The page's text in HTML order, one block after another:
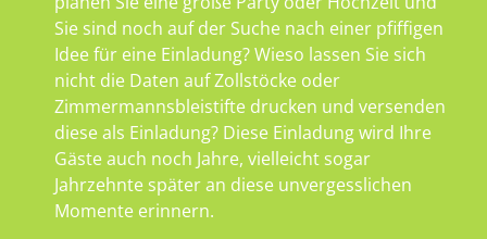
Sie sind noch auf der Suche nach einer pfiffigen
Idee für eine Einladung? Wieso lassen Sie sich
nicht die Daten auf Zollstöcke oder
Zimmermannsbleistifte drucken und versenden
diese als Einladung? Diese Einladung wird Ihre
Gäste auch noch Jahre, vielleicht sogar
Jahrzehnte später an diese unvergesslichen
Momente erinnern.